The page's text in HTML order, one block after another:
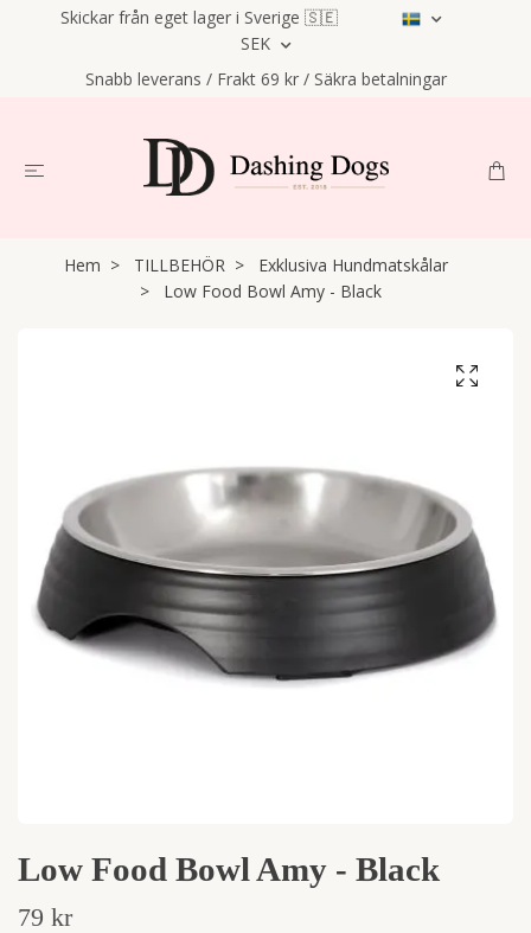
Skickar från eget lager i Sverige 🇸🇪
SEK
Snabb leverans / Frakt 69 kr / Säkra betalningar
Hem TILLBEHÖR
Exklusiva Hundmatskålar
Low Food Bowl Amy - Black
Low Food Bowl Amy - Black
79 kr